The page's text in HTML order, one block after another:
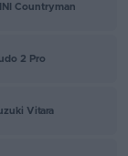
Countryman
2 Pro
Vitara